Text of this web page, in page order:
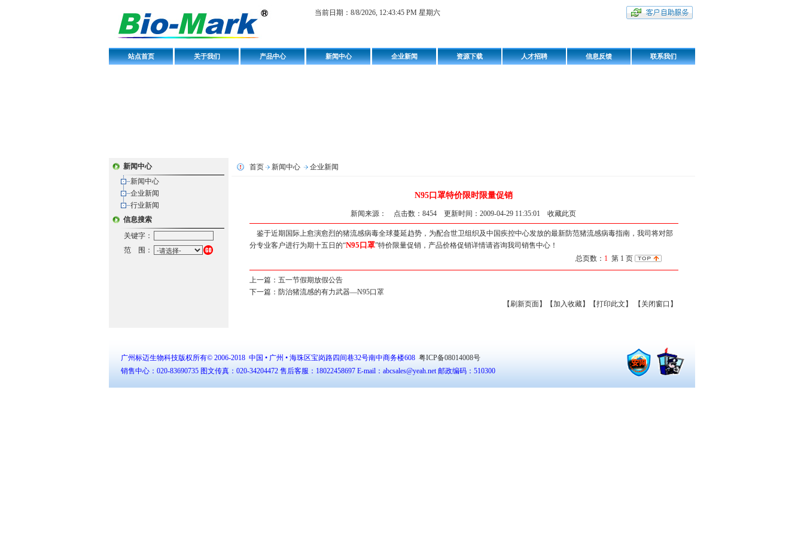
当前日期： 8/8/2026, 12:43:46 PM 星期六
站点首页 关于我们 产品中心 新闻中心 企业新闻 资源下载 人才招聘 信息反馈 联系我们
新闻中心
新闻中心
企业新闻
行业新闻
信息搜索
关键字：
范 围：
首页 新闻中心 企业新闻
N95口罩特价限时限量促销
新闻来源： 点击数：8454 更新时间：2009-04-29 11:35:01 收藏此页
鉴于近期国际上愈演愈烈的猪流感病毒全球蔓延趋势，为配合世卫组织及中国疾控中心发放的最新防范猪流感病毒指南，我司将对部
分专业客户进行为期十五日的“N95口罩”特价限量促销，产品价格促销详情请咨询我司销售中心！
总页数： 1 第 1 页
上一篇： 五一节假期放假公告
下一篇： 防治猪流感的有力武器—N95口罩
【刷新页面】
【加入收藏】 【打印此文】 【关闭窗口】
广州标迈生物科技版权所有© 2006-2018 中国 • 广州 • 海珠区宝岗路四间巷32号南中商务楼608 粤ICP备08014008号
销售中心：020-83690735 图文传真：020-34204472 售后客服：18022458697 E-mail：abcsales@yeah.net 邮政编码：510300